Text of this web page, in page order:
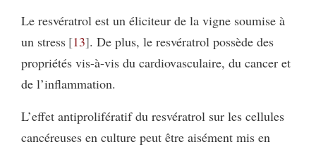
Le resvératrol est un éliciteur de la vigne soumise à
un stress 13 . De plus, le resvératrol possède des
propriétés vis-à-vis du cardiovasculaire, du cancer et
de l’inflammation.
L’effet antiprolifératif du resvératrol sur les cellules
cancéreuses en culture peut être aisément mis en